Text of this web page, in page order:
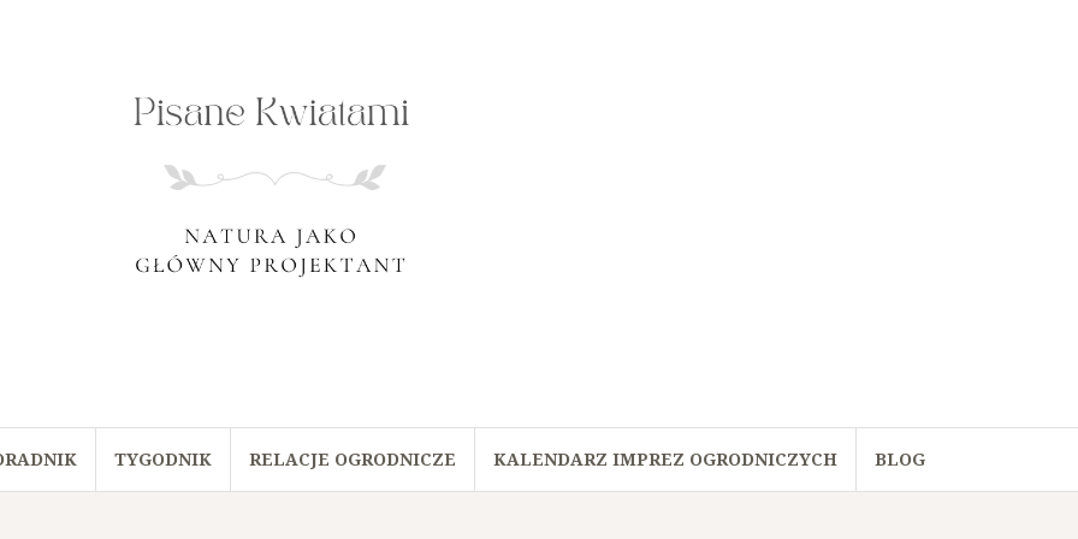
TYGODNIK RELACJE OGRODNICZE KALENDARZ IMPREZ OGRODNICZYCH BLOG